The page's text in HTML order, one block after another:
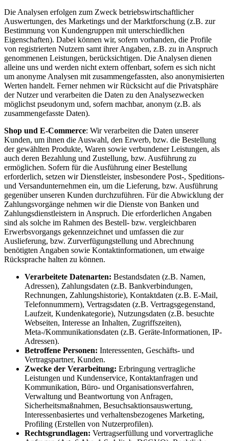
Die Analysen erfolgen zum Zweck betriebswirtschaftlicher
Auswertungen, des Marketings und der Marktforschung (z.B. zur
Bestimmung von Kundengruppen mit unterschiedlichen
Eigenschaften). Dabei können wir, sofern vorhanden, die Profile
von registrierten Nutzern samt ihrer Angaben, z.B. zu in Anspruch
genommenen Leistungen, berücksichtigen. Die Analysen dienen
alleine uns und werden nicht extern offenbart, sofern es sich nicht
um anonyme Analysen mit zusammengefassten, also anonymisierten
Werten handelt. Ferner nehmen wir Rücksicht auf die Privatsphäre
der Nutzer und verarbeiten die Daten zu den Analysezwecken
möglichst pseudonym und, sofern machbar, anonym (z.B. als
zusammengefasste Daten).
Shop und E-Commerce: Wir verarbeiten die Daten unserer
Kunden, um ihnen die Auswahl, den Erwerb, bzw. die Bestellung
der gewählten Produkte, Waren sowie verbundener Leistungen, als
auch deren Bezahlung und Zustellung, bzw. Ausführung zu
ermöglichen. Sofern für die Ausführung einer Bestellung
erforderlich, setzen wir Dienstleister, insbesondere Post-, Speditions-
und Versandunternehmen ein, um die Lieferung, bzw. Ausführung
gegenüber unseren Kunden durchzuführen. Für die Abwicklung der
Zahlungsvorgänge nehmen wir die Dienste von Banken und
Zahlungsdienstleistern in Anspruch. Die erforderlichen Angaben
sind als solche im Rahmen des Bestell- bzw. vergleichbaren
Erwerbsvorgangs gekennzeichnet und umfassen die zur
Auslieferung, bzw. Zurverfügungstellung und Abrechnung
benötigten Angaben sowie Kontaktinformationen, um etwaige
Rücksprache halten zu können.
Verarbeitete Datenarten: Bestandsdaten (z.B. Namen,
Adressen), Zahlungsdaten (z.B. Bankverbindungen,
Rechnungen, Zahlungshistorie), Kontaktdaten (z.B. E-Mail,
Telefonnummern), Vertragsdaten (z.B. Vertragsgegenstand,
Laufzeit, Kundenkategorie), Nutzungsdaten (z.B. besuchte
Webseiten, Interesse an Inhalten, Zugriffszeiten),
Meta-/Kommunikationsdaten (z.B. Geräte-Informationen, IP-
Adressen).
Betroffene Personen: Interessenten, Geschäfts- und
Vertragspartner, Kunden.
Zwecke der Verarbeitung: Erbringung vertragliche
Leistungen und Kundenservice, Kontaktanfragen und
Kommunikation, Büro- und Organisationsverfahren,
Verwaltung und Beantwortung von Anfragen,
Sicherheitsmaßnahmen, Besuchsaktionsauswertung,
Interessenbasiertes und verhaltensbezogenes Marketing,
Profiling (Erstellen von Nutzerprofilen).
Rechtsgrundlagen: Vertragserfüllung und vorvertragliche